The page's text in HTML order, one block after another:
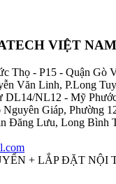
VIỆT NAM
Thọ - P15 - Quận Gò
Văn Linh, P.Long
DL14/NL12 - Mỹ
Nguyên Giáp, Phường
Đăng Lưu, Long Bình
+ LẮP ĐẶT NỘI